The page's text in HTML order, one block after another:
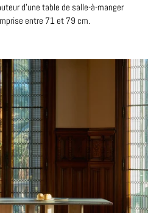
d’une table de salle-à-manger
entre 71 et 79 cm.